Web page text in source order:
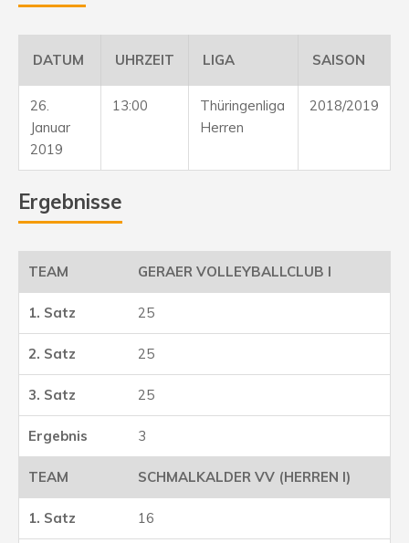
DATUM UHRZEIT LIGA SAISON
26.
Januar
2019
13:00
Thüringenliga
Herren
2018/2019
Ergebnisse
GERAER VOLLEYBALLCLUB I
25
25
25
3
SCHMALKALDER VV (HERREN I)
16